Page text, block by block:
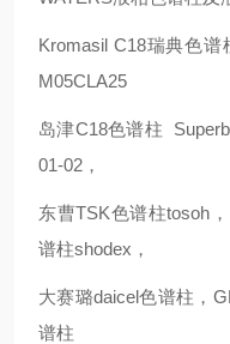
Kromasil C18瑞典色谱
M05CLA25
岛津C18色谱柱
01-02，
东曹TSK色谱柱tosoh
谱柱shodex，
大赛璐daicel色谱柱，
谱柱